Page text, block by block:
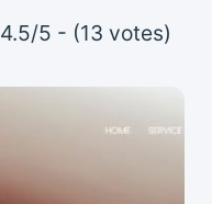
4.5/5 - (13 votes)